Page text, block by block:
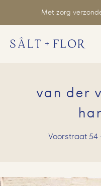
Met zorg
van der
Voorstraat 54